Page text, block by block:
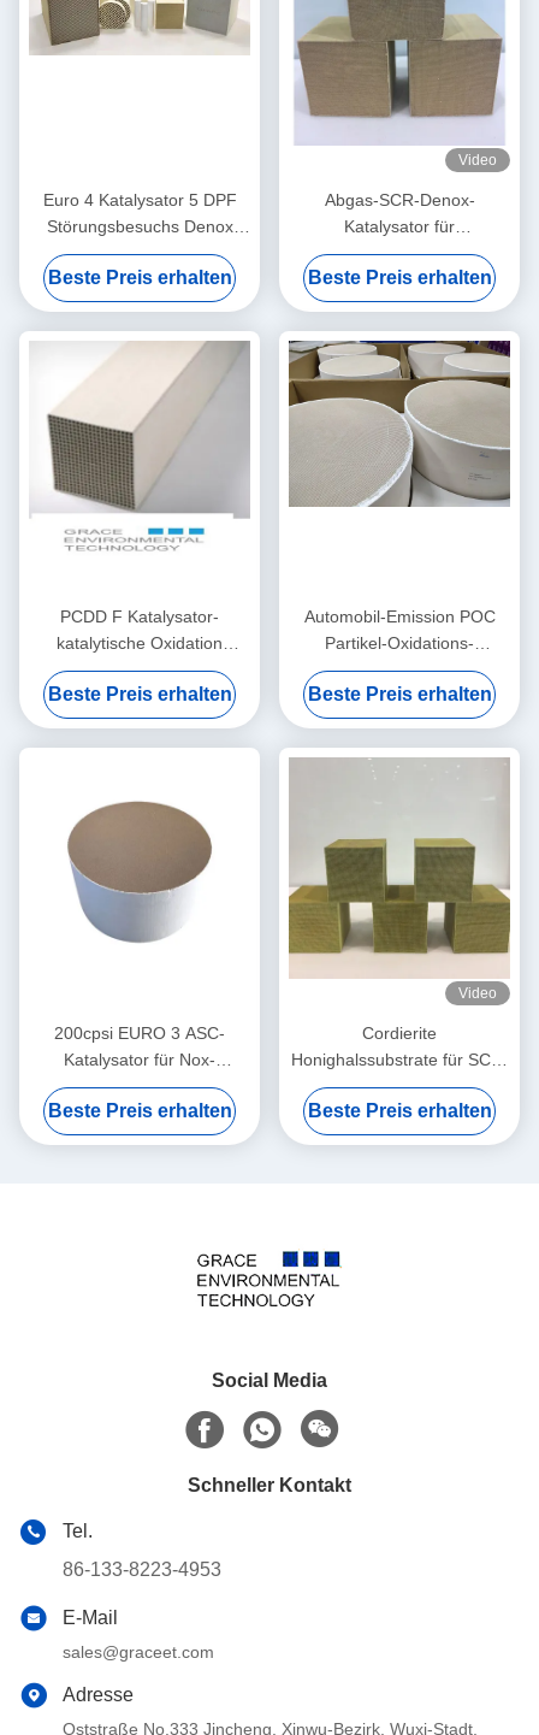
Euro 4 Katalysator 5 DPF
Störungsbesuchs Denox
benutzt in der selektiven
katalytischen Reduktion von
Nox
Beste Preis erhalten
Video
Abgas-SCR-Denox-
Katalysator für
Methangeneratorensätze
(Euro II-V-Norm)
Beste Preis erhalten
PCDD F Katalysator-
katalytische Oxidation
Störungsbesuchs Denox des
Dioxin-doppelten Effektes
TiO2 basierte V2O5 WO3
Beste Preis erhalten
Automobil-Emission POC
Partikel-Oxidations-
Katalysator-
Störungsbesuchs
Katalysator-100cpi
Beste Preis erhalten
200cpsi EURO 3 ASC-
Katalysator für Nox-
Reduzierung durch
Ammoniak-Störungsbesuch
Beste Preis erhalten
Video
Cordierite
Honighalssubstrate für SCR-
Denox-Katalysatoren
Beste Preis erhalten
Social Media
Schneller Kontakt
Tel.
86-133-8223-4953
E-Mail
sales@graceet.com
Adresse
Oststraße No.333 Jincheng, Xinwu-Bezirk, Wuxi-Stadt,